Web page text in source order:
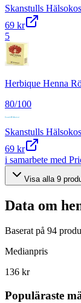
Skanstulls
69 kr
5
Herbique Henna
80/100
Skanstulls
69 kr
i samarbete med
Visa alla 9
Data om
Baserat på 94
Medianpris
136 kr
Populäraste